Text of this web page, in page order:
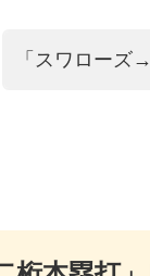
「スワローズ